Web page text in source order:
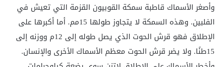
وأصغر الأسماك قاطبة سمكة القوبيون القزمة التي تعيش في
الفلبين. وهذه السمكة لا يتجاوز طولها 15مم. أما أكبرها على
الإطلاق فهو قرش الحوت الذي يصل طوله إلى 12م ووزنه إلى
15طنًا. ولا يضر قرش الحوت معظم الأسماك الأخرى والإنسان.